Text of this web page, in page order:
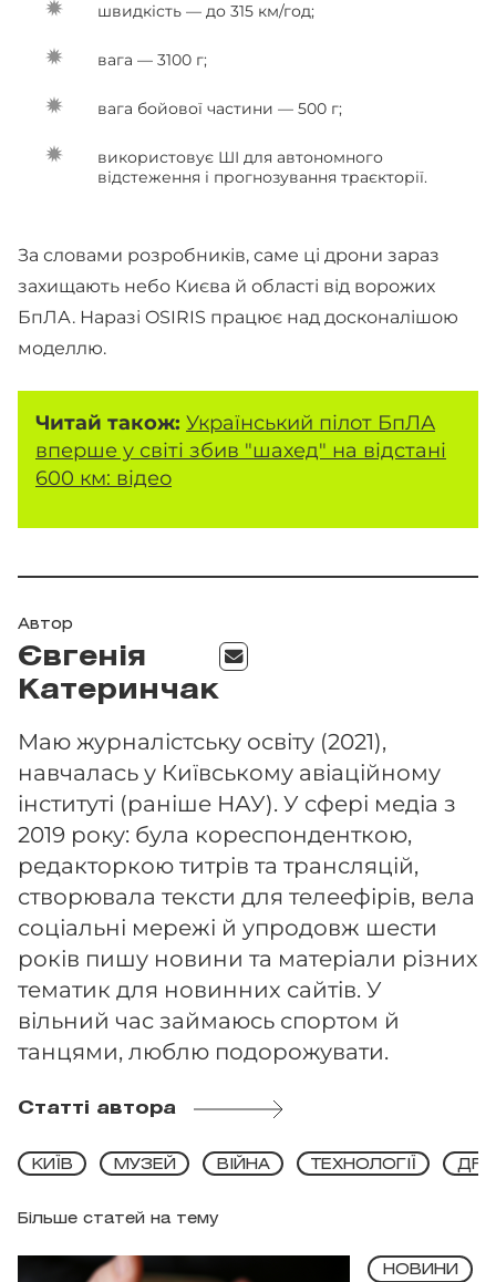
швидкість — до 315 км/год;
вага — 3100 г;
вага бойової частини — 500 г;
використовує ШІ для автономного
відстеження і прогнозування траєкторії.
За словами розробників, саме ці дрони зараз
захищають небо Києва й області від ворожих
БпЛА. Наразі OSIRIS працює над досконалішою
моделлю.
Читай також: Український пілот БпЛА
вперше у світі збив "шахед" на відстані
600 км: відео
Автор
Євгенія
Катеринчак
Маю журналістську освіту (2021),
навчалась у Київському авіаційному
інституті (раніше НАУ). У сфері медіа з
2019 року: була кореспонденткою,
редакторкою титрів та трансляцій,
створювала тексти для телеефірів, вела
соціальні мережі й упродовж шести
років пишу новини та матеріали різних
тематик для новинних сайтів. У
вільний час займаюсь спортом й
танцями, люблю подорожувати.
Статті автора
Більше статей на тему
КИЇВ МУЗЕЙ ВІЙНА ТЕХНОЛОГІЇ
НОВИНИ